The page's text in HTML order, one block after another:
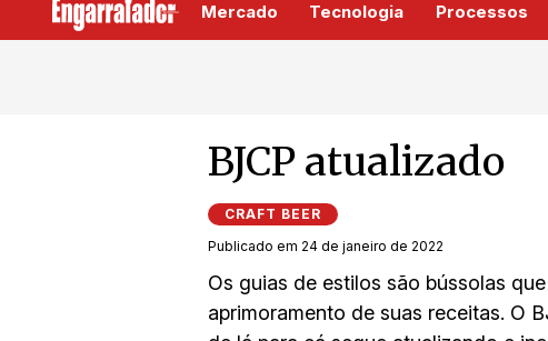
Mercado Tecnologia Processos
BJCP atualizado
CRAFT BEER
Publicado em 24 de janeiro de 2022
Os guias de estilos são bússolas
aprimoramento de suas receitas. O